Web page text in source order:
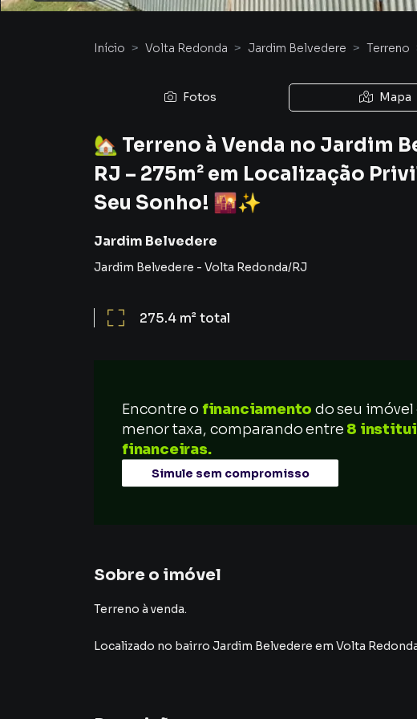
Início Volta Redonda Jardim Belvedere Terreno
Fotos Mapa
🏡 Terreno à Venda no Jardim
RJ – 275m² em Localização
Seu Sonho! 🌇✨
Jardim Belvedere
Jardim Belvedere - Volta Redonda/RJ
275.4 m²total
Encontre o financiamento do seu imóvel
menor taxa, comparando entre 8
financeiras.
Simule sem compromisso
Sobre o imóvel
Terreno à venda.
Localizado no bairro Jardim Belvedere em Volta